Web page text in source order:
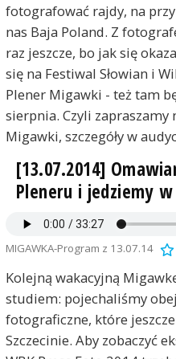
fotografować rajdy, na
nas Baja Poland. Z
raz jeszcze, bo jak się
się na Festiwal Słowian i
Plener Migawki - też tam
sierpnia. Czyli zapraszamy
Migawki, szczegóły w
[13.07.2014]
Pleneru i jedziemy
MIGAWKA-Program z 13.07.14
Kolejną wakacyjną
studiem: pojechaliśmy
fotograficzne, które
Szczecinie. Aby zobaczyć